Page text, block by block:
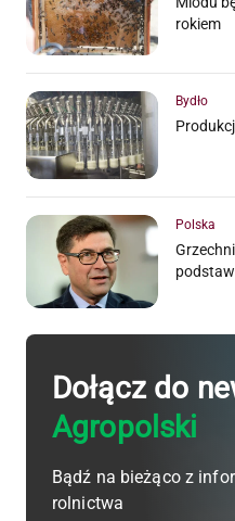
rokiem
Bydło
Polska
Dołącz do
Agropolski
Bądź na bieżąco z
rolnictwa